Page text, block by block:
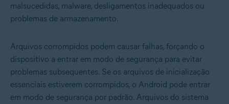
malsucedidas, malware, desligamentos inadequados ou
problemas de armazenamento.
Arquivos corrompidos podem causar falhas, forçando o
dispositivo a entrar em modo de segurança para evitar
problemas subsequentes. Se os arquivos de inicialização
essenciais estiverem corrompidos, o Android pode entrar
em modo de segurança por padrão. Arquivos do sistema